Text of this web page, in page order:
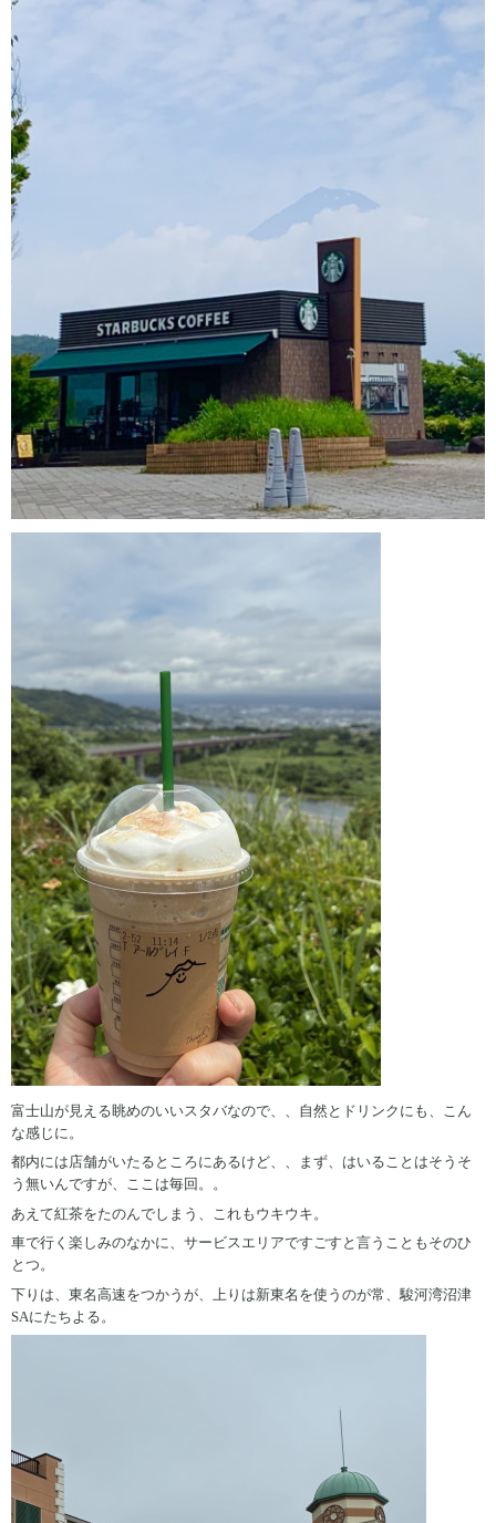
富士山が見える眺めのいいスタバなので、、自然とドリンクにも、こん
な感じに。
都内には店舗がいたるところにあるけど、、まず、はいることはそうそ
う無いんですが、ここは毎回。。
あえて紅茶をたのんでしまう、これもウキウキ。
車で行く楽しみのなかに、サービスエリアですごすと言うこともそのひ
とつ。
下りは、東名高速をつかうが、上りは新東名を使うのが常、駿河湾沼津
SAにたちよる。